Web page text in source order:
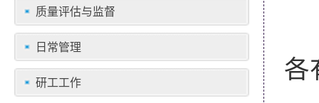
质量评估与监督
日常管理
研工工作
各